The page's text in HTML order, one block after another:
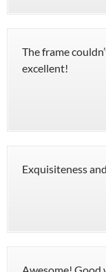
The frame
excellent!
Exquisiteness